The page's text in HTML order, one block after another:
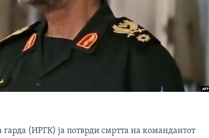
(ИРГК) ја потврди смртта на командантот